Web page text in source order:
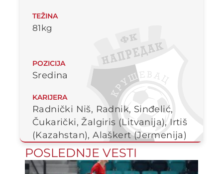
TEŽINA
81kg
POZICIJA
Sredina
KARIJERA
Radnički Niš, Radnik, Sinđelić,
Čukarički, Žalgiris (Litvanija), Irtiš
(Kazahstan), Alaškert (Jermenija)
POSLEDNJE VESTI